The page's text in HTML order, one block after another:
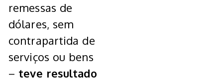
remessas de
dólares, sem
contrapartida de
serviços ou bens
– teve resultado